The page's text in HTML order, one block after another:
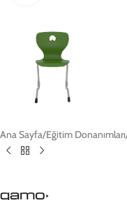
Ana Sayfa/Eğitim Donanımları